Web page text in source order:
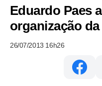
Eduardo Paes
organização
26/07/2013 16h26